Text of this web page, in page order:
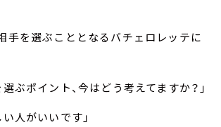
手を選ぶこととなるバチェロレッテに
ぶポイント、今はどう考えてますか？」
人がいいです」